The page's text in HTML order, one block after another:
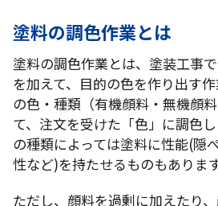
塗料の調色作業とは
塗料の調色作業とは、塗装工事
を加えて、目的の色を作り出す
の色・種類（有機顔料・無機顔
て、注文を受けた「色」に調色
の種類によっては塗料に性能(隠
性など)を持たせるものもあります
ただし、顔料を過剰に加えたり